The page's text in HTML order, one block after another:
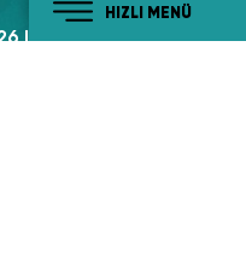
HIZLI MENÜ
| Visit Zonguldak